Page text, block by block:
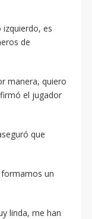
es
de
manera, quiero
el jugador
que
un
linda, me han